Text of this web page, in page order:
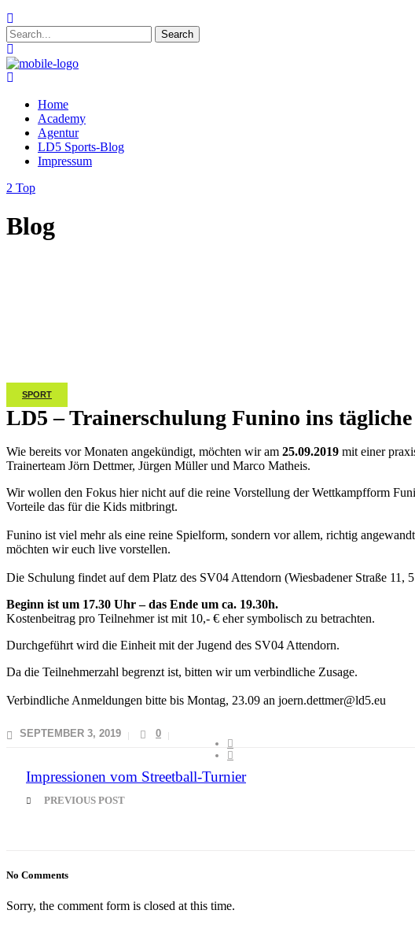
Home
Academy
Agentur
LD5 Sports-Blog
Impressum
Top
Blog
SPORT
LD5 – Trainerschulung Funino ins
Wie bereits vor Monaten angekündigt, möchten wir am 25.09.2019 mit einer
Trainerteam Jörn Dettmer, Jürgen Müller und Marco Matheis.
Wir wollen den Fokus hier nicht auf die reine Vorstellung der Wettkampfform
Vorteile das für die Kids mitbringt.
Funino ist viel mehr als eine reine Spielform, sondern vor allem, richtig
möchten wir euch live vorstellen.
Die Schulung findet auf dem Platz des SV04 Attendorn (Wiesbadener Straße
Beginn ist um 17.30 Uhr – das Ende um ca. 19.30h.
Kostenbeitrag pro Teilnehmer ist mit 10,- € eher symbolisch zu betrachten.
Durchgeführt wird die Einheit mit der Jugend des SV04 Attendorn.
Da die Teilnehmerzahl begrenzt ist, bitten wir um verbindliche Zusage.
Verbindliche Anmeldungen bitte bis Montag, 23.09 an joern.dettmer@ld5.eu
SEPTEMBER 3, 2019 0
Impressionen vom Streetball-Turnier
PREVIOUS POST
No Comments
Sorry, the comment form is closed at this time.